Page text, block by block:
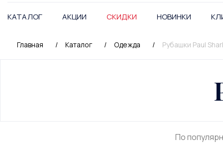
КАТАЛОГ АКЦИИ СКИДКИ НОВИНКИ
Главная / Каталог / Одежда / Рубашки Paul
По